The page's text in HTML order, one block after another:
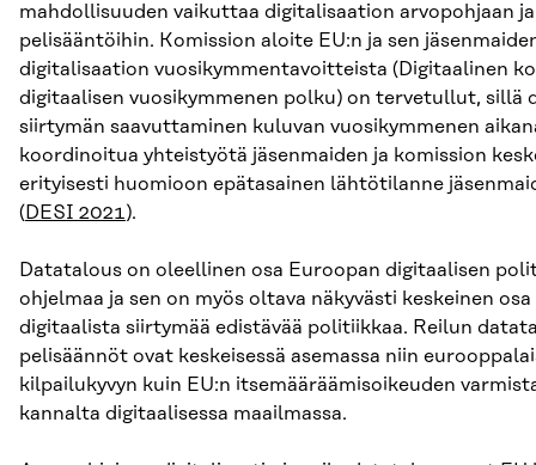
mahdollisuuden vaikuttaa digitalisaation arvopohjaan ja
pelisääntöihin. Komission aloite EU:n ja sen
digitalisaation vuosikymmentavoitteista (Digitaalinen
digitaalisen vuosikymmenen polku) on tervetullut, sillä
siirtymän saavuttaminen kuluvan vuosikymmenen
koordinoitua yhteistyötä jäsenmaiden ja komission
erityisesti huomioon epätasainen lähtötilanne
(DESI 2021).
Datatalous on oleellinen osa Euroopan digitaalisen
ohjelmaa ja sen on myös oltava näkyvästi keskeinen
digitaalista siirtymää edistävää politiikkaa. Reilun
pelisäännöt ovat keskeisessä asemassa niin
kilpailukyvyn kuin EU:n itsemääräämisoikeuden
kannalta digitaalisessa maailmassa.